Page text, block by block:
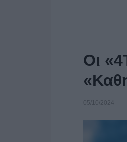
Οι
05/10/2024